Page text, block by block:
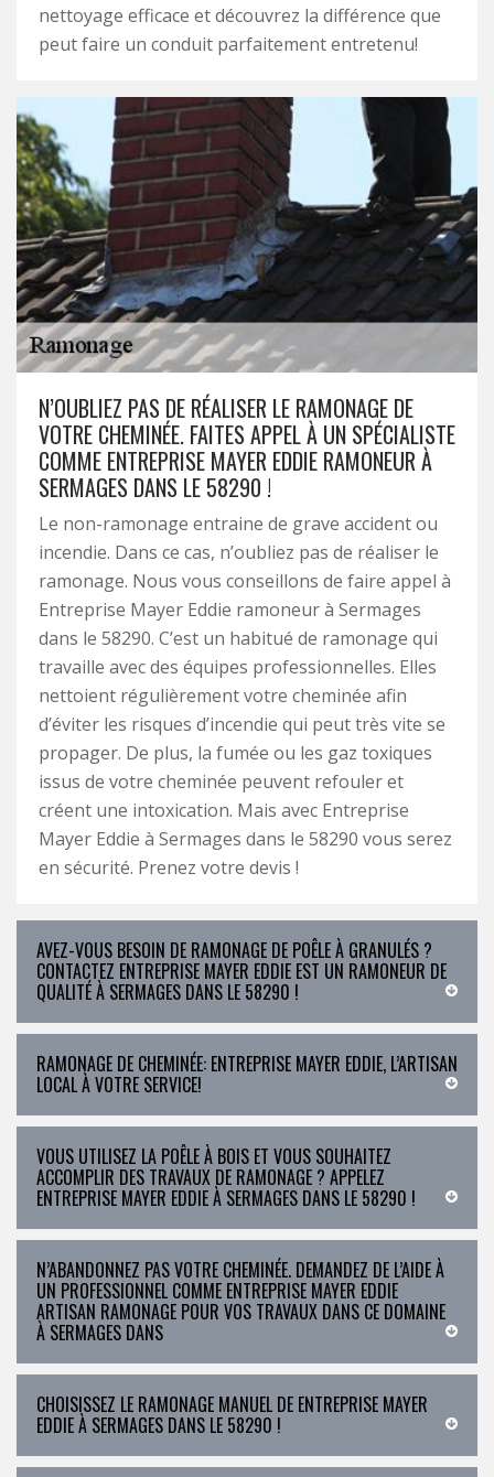
nettoyage efficace et découvrez la différence que
peut faire un conduit parfaitement entretenu!
N’OUBLIEZ PAS DE RÉALISER LE RAMONAGE DE
VOTRE CHEMINÉE. FAITES APPEL À UN SPÉCIALISTE
COMME ENTREPRISE MAYER EDDIE RAMONEUR À
SERMAGES DANS LE 58290 !
Le non-ramonage entraine de grave accident ou
incendie. Dans ce cas, n’oubliez pas de réaliser le
ramonage. Nous vous conseillons de faire appel à
Entreprise Mayer Eddie ramoneur à Sermages
dans le 58290. C’est un habitué de ramonage qui
travaille avec des équipes professionnelles. Elles
nettoient régulièrement votre cheminée afin
d’éviter les risques d’incendie qui peut très vite se
propager. De plus, la fumée ou les gaz toxiques
issus de votre cheminée peuvent refouler et
créent une intoxication. Mais avec Entreprise
Mayer Eddie à Sermages dans le 58290 vous serez
en sécurité. Prenez votre devis !
AVEZ-VOUS BESOIN DE RAMONAGE DE POÊLE À GRANULÉS ?
CONTACTEZ ENTREPRISE MAYER EDDIE EST UN RAMONEUR DE
QUALITÉ À SERMAGES DANS LE 58290 !
RAMONAGE DE CHEMINÉE: ENTREPRISE MAYER EDDIE, L’ARTISAN
LOCAL À VOTRE SERVICE!
VOUS UTILISEZ LA POÊLE À BOIS ET VOUS SOUHAITEZ
ACCOMPLIR DES TRAVAUX DE RAMONAGE ? APPELEZ
ENTREPRISE MAYER EDDIE À SERMAGES DANS LE 58290 !
N’ABANDONNEZ PAS VOTRE CHEMINÉE. DEMANDEZ DE L’AIDE À
UN PROFESSIONNEL COMME ENTREPRISE MAYER EDDIE
ARTISAN RAMONAGE POUR VOS TRAVAUX DANS CE DOMAINE
À SERMAGES DANS
CHOISISSEZ LE RAMONAGE MANUEL DE ENTREPRISE MAYER
EDDIE À SERMAGES DANS LE 58290 !